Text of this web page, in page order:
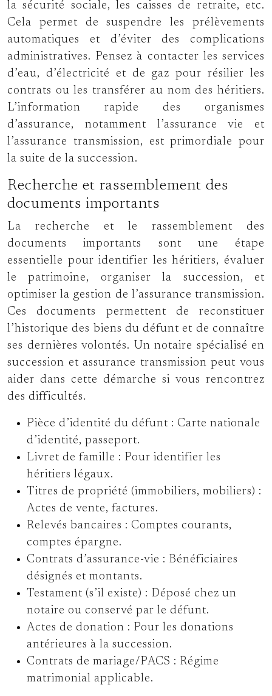
la sécurité sociale, les caisses de retraite, etc.
Cela permet de suspendre les prélèvements
automatiques et d’éviter des complications
administratives. Pensez à contacter les services
d’eau, d’électricité et de gaz pour résilier les
contrats ou les transférer au nom des héritiers.
L’information rapide des organismes
d’assurance, notamment l’assurance vie et
l’assurance transmission, est primordiale pour
la suite de la succession.
Recherche et rassemblement des
documents importants
La recherche et le rassemblement des
documents importants sont une étape
essentielle pour identifier les héritiers, évaluer
le patrimoine, organiser la succession, et
optimiser la gestion de l’assurance transmission.
Ces documents permettent de reconstituer
l’historique des biens du défunt et de connaître
ses dernières volontés. Un notaire spécialisé en
succession et assurance transmission peut vous
aider dans cette démarche si vous rencontrez
des difficultés.
Pièce d’identité du défunt : Carte nationale
d’identité, passeport.
Livret de famille : Pour identifier les
héritiers légaux.
Titres de propriété (immobiliers, mobiliers) :
Actes de vente, factures.
Relevés bancaires : Comptes courants,
comptes épargne.
Contrats d’assurance-vie : Bénéficiaires
désignés et montants.
Testament (s’il existe) : Déposé chez un
notaire ou conservé par le défunt.
Actes de donation : Pour les donations
antérieures à la succession.
Contrats de mariage/PACS : Régime
matrimonial applicable.